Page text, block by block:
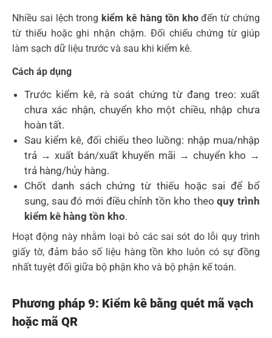
Nhiều sai lệch trong kiểm kê hàng tồn khođến từ chứng
từ thiếu hoặc ghi nhận chậm. Đối chiếu chứng từ giúp
làm sạch dữ liệu trước và sau khi kiểm kê.
Cách áp dụng
Trước kiểm kê, rà soát chứng từ đang treo: xuất
chưa xác nhận, chuyển kho một chiều, nhập chưa
hoàn tất.
Sau kiểm kê, đối chiếu theo luồng: nhập mua/nhập
trả → xuất bán/xuất khuyến mãi → chuyển kho →
trả hàng/hủy hàng.
Chốt danh sách chứng từ thiếu hoặc sai để bổ
sung, sau đó mới điều chỉnh tồn kho theoquy trình
kiểm kê hàng tồn kho.
Hoạt động này nhằm loại bỏ các sai sót do lỗi quy trình
giấy tờ, đảm bảo số liệu hàng tồn kho luôn có sự đồng
nhất tuyệt đối giữa bộ phận kho và bộ phận kế toán.
Phương pháp 9: Kiểm kê bằng quét mã vạch
hoặc mã QR